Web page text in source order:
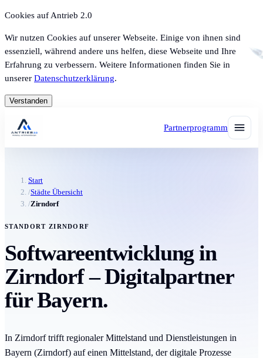
Cookies auf Antrieb 2.0
Wir nutzen Cookies auf unserer Webseite. Einige von ihnen sind
essenziell, während andere uns helfen, diese Webseite und Ihre
Erfahrung zu verbessern. Weitere Informationen finden Sie in
unserer Datenschutzerklärung.
Verstanden
Partnerprogramm
Start
/Städte Übersicht
/Zirndorf
STANDORT ZIRNDORF
Softwareentwicklung in
Zirndorf – Digitalpartner
für Bayern.
In Zirndorf trifft regionaler Mittelstand und Dienstleistungen in
Bayern (Zirndorf) auf einen Mittelstand, der digitale Prozesse